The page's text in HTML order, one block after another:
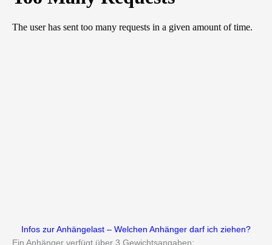
Infos zur Anhängelast – Welchen Anhänger darf ich ziehen?
Ein Anhänger verfügt über 3 Gewichtsangaben: